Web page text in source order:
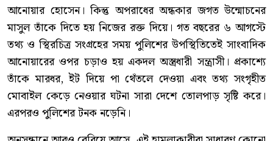
আনোয়ার হোসেন। কিন্তু অপরাধের অন্ধকার জগত উন্মোচনের
মাসুল তাঁকে দিতে হয় নিজের রক্ত দিয়ে। গত বছরের ৬ আগস্টে
তথ্য ও স্থিরচিত্র সংগ্রহের সময় পুলিশের উপস্থিতিতেই সাংবাদিক
আনোয়ারের ওপর চড়াও হয় একদল অস্ত্রধারী সন্ত্রাসী। প্রকাশ্যে
তাঁকে মারধর, ইট দিয়ে পা থেঁতলে দেওয়া এবং তথ্য সংগৃহীত
মোবাইল কেড়ে নেওয়ার ঘটনা সারা দেশে তোলপাড় সৃষ্টি করে।
এরপরও পুলিশের টনক নড়েনি।